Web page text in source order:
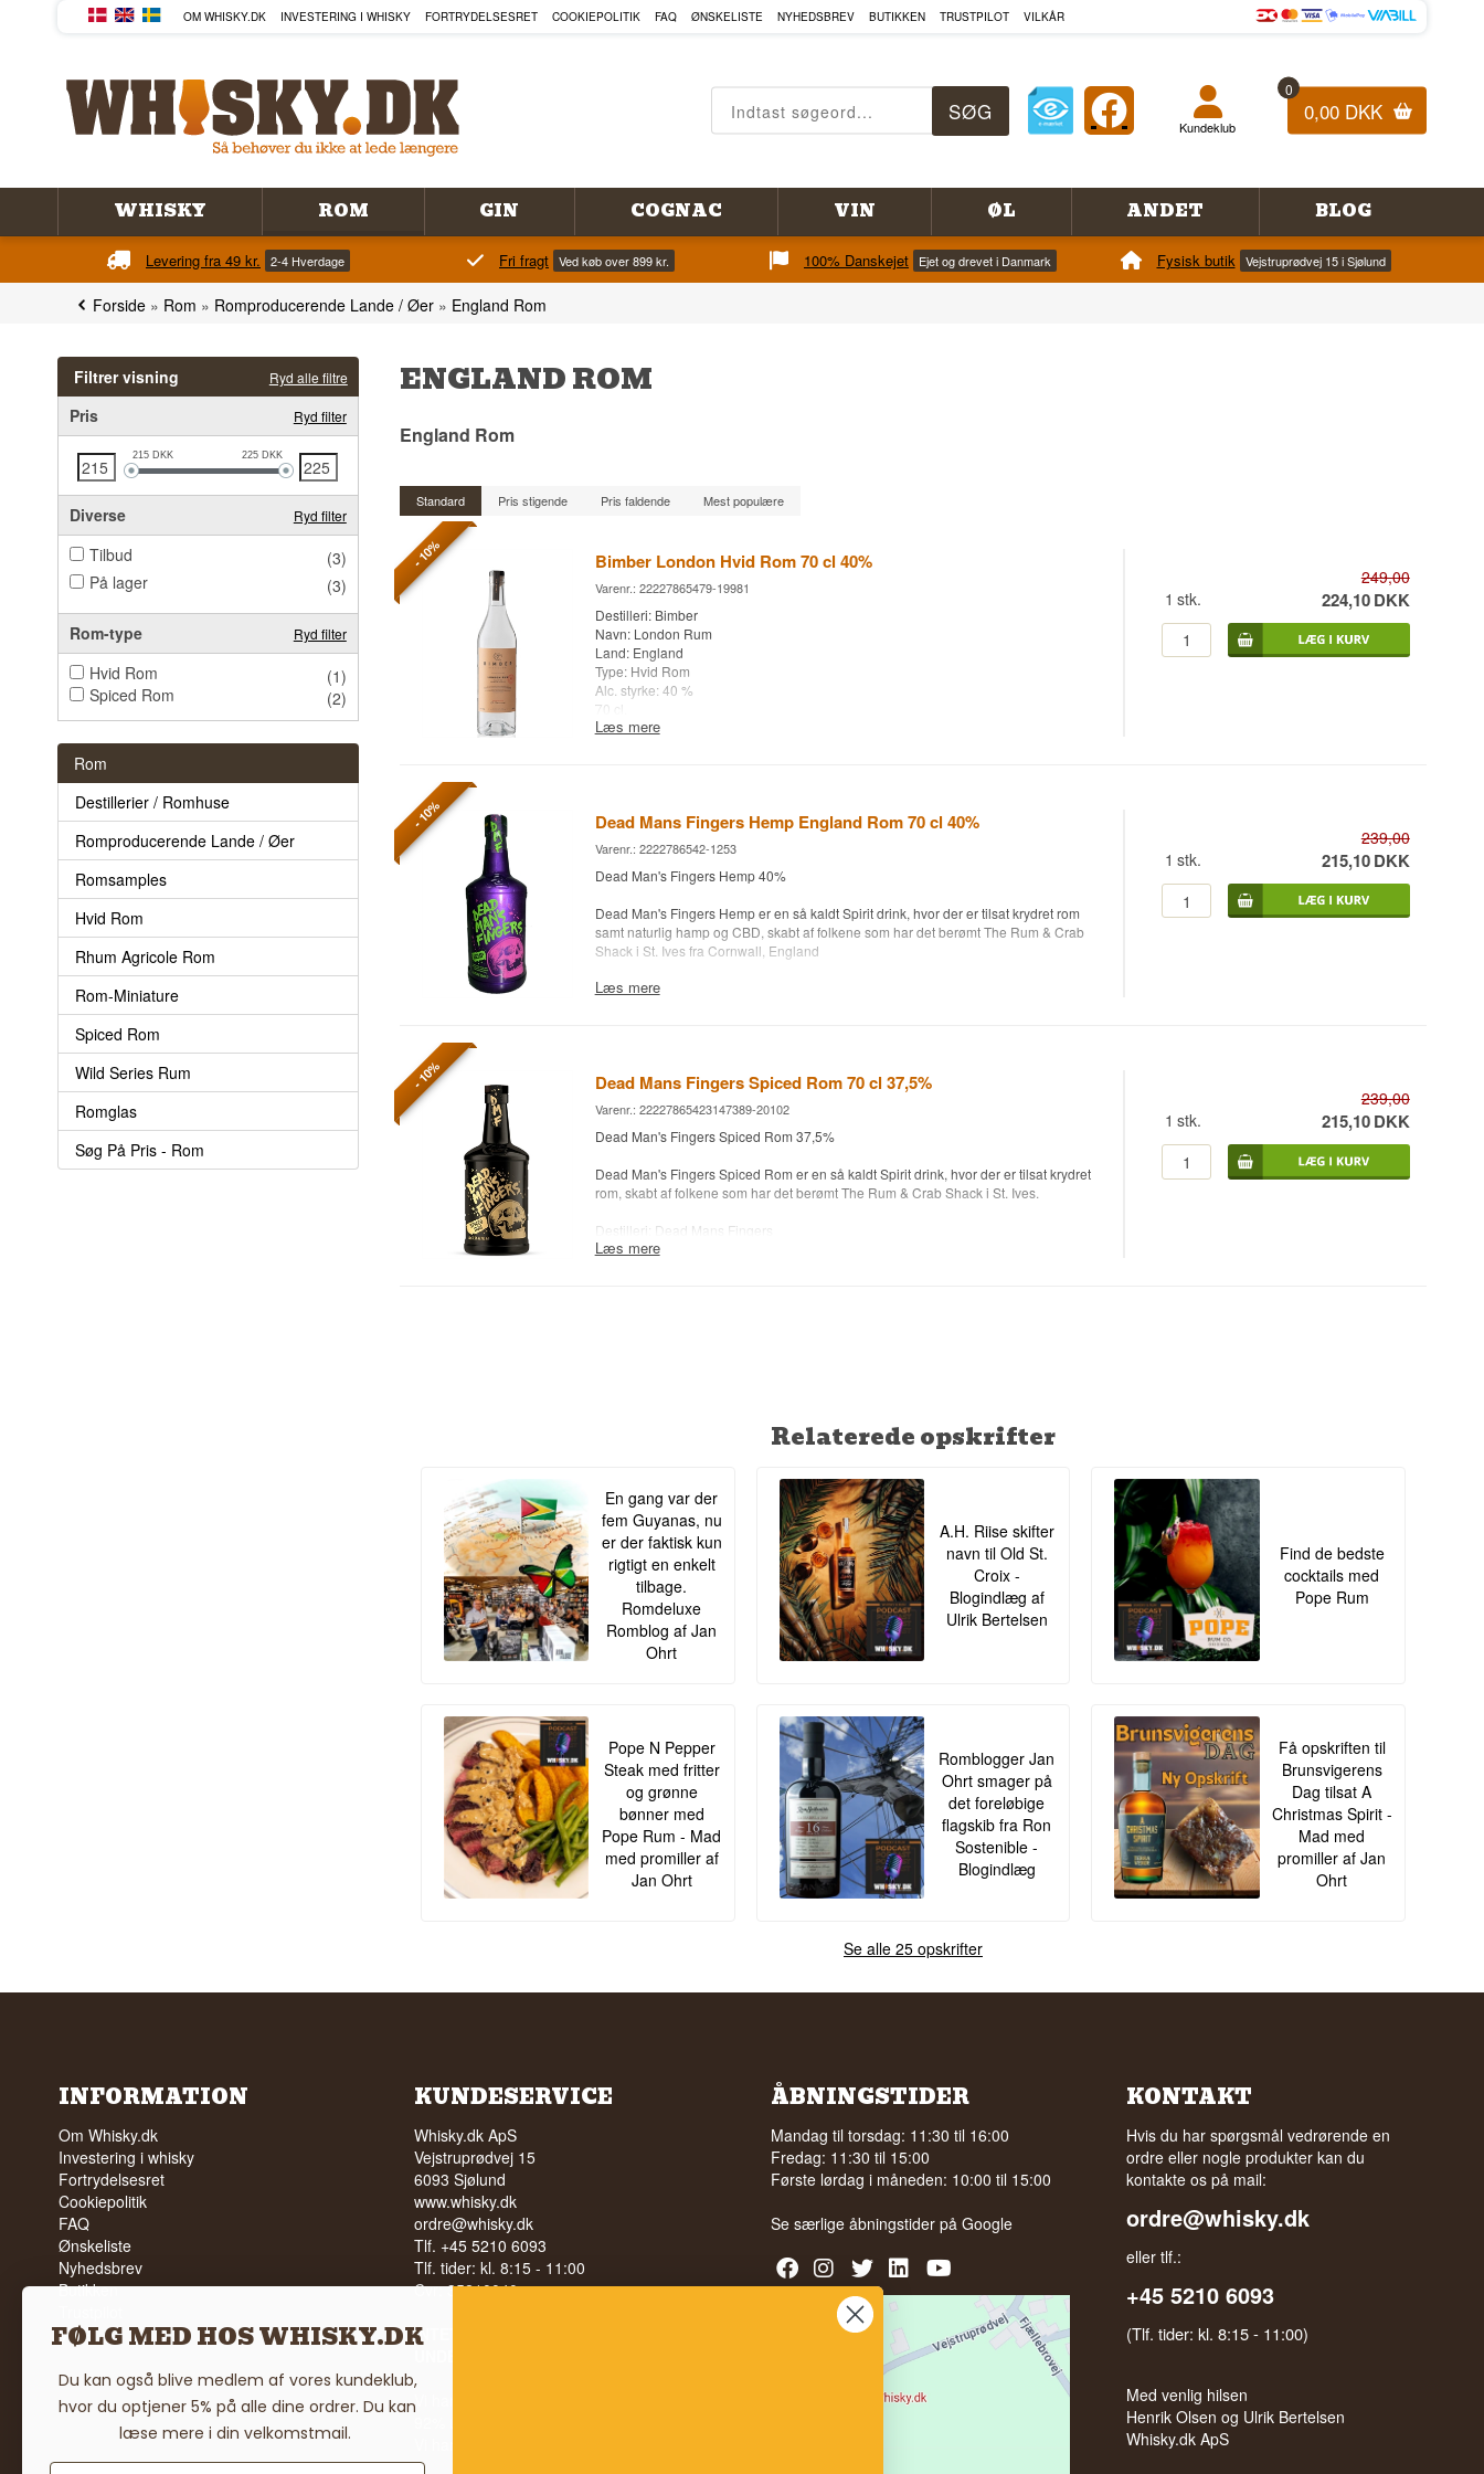
OM WHISKY.DK INVESTERING I WHISKY FORTRYDELSESRET COOKIEPOLITIK FAQ ØNSKELISTE NYHEDSBREV BUTIKKEN TRUSTPILOT VILKÅR
0
0,00 DKK
Kundeklub
WHISKY ROM GIN COGNAC VIN ØL ANDET BLOG
Levering fra 49 kr. 2-4 Hverdage Fri fragt Ved køb over 899 kr. 100% Danskejet Ejet og drevet i Danmark Fysisk butik Vejstruprødvej 15 i Sjølund
Forside » Rom » Romproducerende Lande / Øer » England Rom
Filtrer visning Ryd alle filtre
Pris Ryd filter
215 DKK 225 DKK
Diverse Ryd filter
Tilbud
(3)
På lager
(3)
Rom-type Ryd filter
Hvid Rom
(1)
Spiced Rom
(2)
Rom
Destillerier / Romhuse
Romproducerende Lande / Øer
Romsamples
Hvid Rom
Rhum Agricole Rom
Rom-Miniature
Spiced Rom
Wild Series Rum
Romglas
Søg På Pris - Rom
ENGLAND ROM
England Rom
Standard Pris stigende Pris faldende Mest populære
- 10% Bimber London Hvid Rom 70 cl 40%
Varenr.: 22227865479-19981
Destilleri: Bimber
Navn: London Rum
Land: England
Type: Hvid Rom
Alc. styrke: 40 %
70 cl.
Læs mere
249,00
1 stk. 224,10DKK
- 10% Dead Mans Fingers Hemp England Rom 70 cl 40%
Varenr.: 2222786542-1253
Dead Man's Fingers Hemp 40%
Dead Man's Fingers Hemp er en så kaldt Spirit drink, hvor der er tilsat krydret rom
samt naturlig hamp og CBD, skabt af folkene som har det berømt The Rum & Crab
Shack i St. Ives fra Cornwall, England
Destilleri: Dead Mans Fingers HEMP
Andet: med naturlig hamp og CBD
Læs mere
239,00
1 stk. 215,10DKK
- 10% Dead Mans Fingers Spiced Rom 70 cl 37,5%
Varenr.: 22227865423147389-20102
Dead Man's Fingers Spiced Rom 37,5%
Dead Man's Fingers Spiced Rom er en så kaldt Spirit drink, hvor der er tilsat krydret
rom, skabt af folkene som har det berømt The Rum & Crab Shack i St. Ives.
Destilleri: Dead Mans Fingers
Alder: NA
Læs mere
239,00
1 stk. 215,10DKK
Relaterede opskrifter
En gang var der
fem Guyanas, nu
er der faktisk kun
rigtigt en enkelt
tilbage.
Romdeluxe
Romblog af Jan
Ohrt
A.H. Riise skifter
navn til Old St.
Croix -
Blogindlæg af
Ulrik Bertelsen
Find de bedste
cocktails med
Pope Rum
Pope N Pepper
Steak med fritter
og grønne
bønner med
Pope Rum - Mad
med promiller af
Jan Ohrt
Romblogger Jan
Ohrt smager på
det foreløbige
flagskib fra Ron
Sostenible -
Blogindlæg
Få opskriften til
Brunsvigerens
Dag tilsat A
Christmas Spirit -
Mad med
promiller af Jan
Ohrt
Se alle 25 opskrifter
INFORMATION
Om Whisky.dk
Investering i whisky
Fortrydelsesret
Cookiepolitik
FAQ
Ønskeliste
Nyhedsbrev
Butikken
Vilkår
KUNDESERVICE
Whisky.dk ApS
Vejstruprødvej 15
6093 Sjølund
www.whisky.dk
ordre@whisky.dk
Tlf. +45 5210 6093
Tlf. tider: kl. 8:15 - 11:00
Cvr: 35210040
INTET SALG AF ALKOHOL TIL UNGE
Vi har en bedømmelse på
ÅBNINGSTIDER
Mandag til torsdag: 11:30 til 16:00
Fredag: 11:30 til 15:00
Første lørdag i måneden: 10:00 til 15:00
Se særlige åbningstider på Google
KONTAKT
Hvis du har spørgsmål vedrørende en
ordre eller nogle produkter kan du
kontakte os på mail:
ordre@whisky.dk
eller tlf.:
+45 5210 6093
(Tlf. tider: kl. 8:15 - 11:00)
Med venlig hilsen
Henrik Olsen og Ulrik Bertelsen
Whisky.dk ApS
FØLG MED HOS WHISKY.DK
Du kan også blive medlem af vores kundeklub,
hvor du optjener 5% på alle dine ordrer. Du kan
læse mere i din velkomstmail.